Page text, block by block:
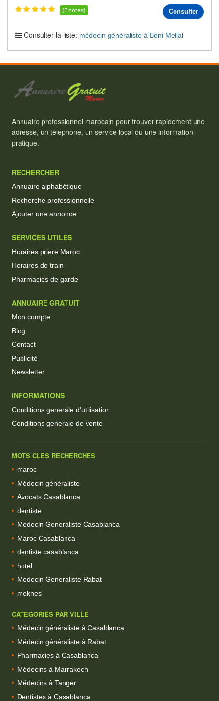
(7 notes) Consulter
Consulter la liste: médecin généraliste à Beni Mellal
Annuaire professionnel marocain pour trouver rapidement une
adresse, un téléphone, un service local ou une information
pratique.
RECHERCHER
Annuaire alphabétique
Recherche professionnelle
Ajouter une annonce
SERVICES UTILES
Horaires priere Maroc
Horaires de train
Pharmacies de garde
ANNUAIRE GRATUIT
Mon compte
Blog
Contact
Publicité
Newsletter
INFORMATIONS
Conditions generale d'utilisation
Conditions generale de vente
MOTS CLES RECHERCHES
maroc
Médecin généraliste
Avocats Casablanca
dentiste
Medecin Generaliste Casablanca
Maroc Casablanca
dentiste casablanca
hotel
Medecin Generaliste Rabat
meknes
CATEGORIES PAR VILLE
Médecin généraliste à Casablanca
Médecin généraliste à Rabat
Pharmacies à Casablanca
Médecins à Marrakech
Médecins à Tanger
Dentistes à Casablanca